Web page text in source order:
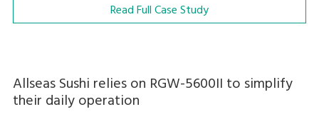
Read Full Case Study
Allseas Sushi relies on RGW-5600II to simplify
their daily operation